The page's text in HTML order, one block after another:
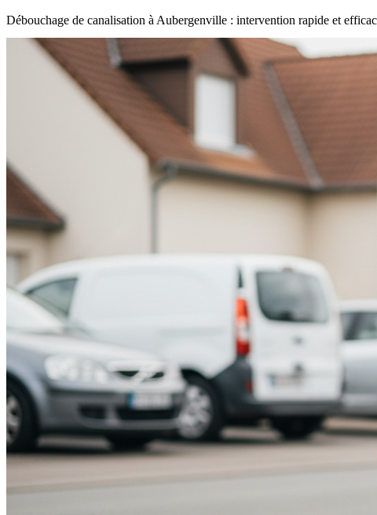
Débouchage de canalisation à Aubergenville : intervention rapide et